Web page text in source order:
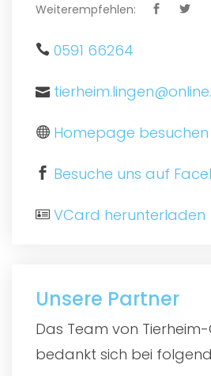
Weiterempfehlen:
0591 66264
Homepage besuchen
Besuche uns auf
VCard herunterladen
Unsere Partner
Das Team von
bedankt sich bei